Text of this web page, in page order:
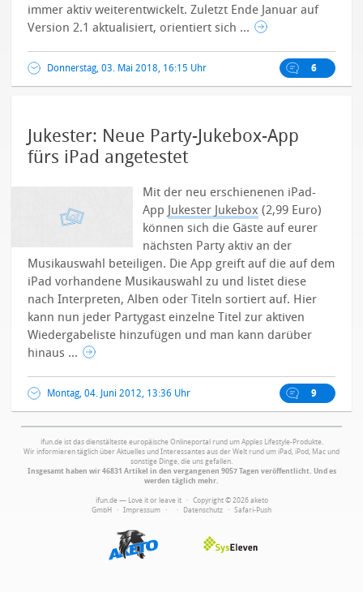
immer aktiv weiterentwickelt.Zuletzt Ende Januar auf
Version 2.1 aktualisiert, orientiert sich ...
Donnerstag, 03. Mai 2018, 16:15 Uhr 6
Jukester: Neue Party-Jukebox-App
fürs iPad angetestet
Mit der neu erschienenen iPad-
App Jukester Jukebox (2,99 Euro)
können sich die Gäste auf eurer
nächsten Party aktiv an der
Musikauswahl beteiligen. Die App greift auf die auf dem
iPad vorhandene Musikauswahl zu und listet diese
nach Interpreten, Alben oder Titeln sortiert auf. Hier
kann nun jeder Partygast einzelne Titel zur aktiven
Wiedergabeliste hinzufügen und man kann darüber
hinaus ...
Montag, 04. Juni 2012, 13:36 Uhr 9
ifun.de ist das dienstälteste europäische Onlineportal rund um Apples Lifestyle-Produkte.
Wir informieren täglich über Aktuelles und Interessantes aus der Welt rund um iPad, iPod, Mac und
sonstige Dinge, die uns gefallen.
Insgesamt haben wir 46831 Artikel in den vergangenen 9057 Tagen veröffentlicht. Und es
werden täglich mehr.
ifun.de — Love it or leave it · Copyright © 2026 aketo
GmbH · Impressum · · Datenschutz · Safari-Push